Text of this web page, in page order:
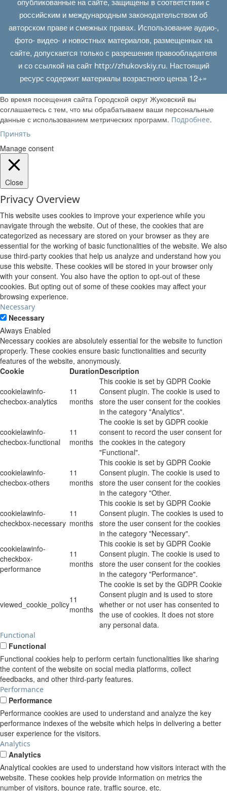
российским и международным законодательством об
авторском праве и смежных правах. Использование аудио-,
фото- видео- и новостных материалов, размещенных на
сайте, допускается только с разрешения правообладателя
и со ссылкой на сайт http://zhukovskiy.ru. Настоящий
ресурс содержит материалы возрастного ценза 12+»
Во время посещения сайта Городской округ Жуковский вы
соглашаетесь с тем, что мы обрабатываем ваши персональные
данные с использованием метрических программ. Подробнее.
Принять
Manage consent
Close
Privacy Overview
This website uses cookies to improve your experience while you
navigate through the website. Out of these, the cookies that are
categorized as necessary are stored on your browser as they are
essential for the working of basic functionalities of the website. We also
use third-party cookies that help us analyze and understand how you
use this website. These cookies will be stored in your browser only
with your consent. You also have the option to opt-out of these
cookies. But opting out of some of these cookies may affect your
browsing experience.
Necessary
Necessary
Always Enabled
Necessary cookies are absolutely essential for the website to function
properly. These cookies ensure basic functionalities and security
features of the website, anonymously.
Cookie
DurationDescription
cookielawinfo-
checbox-analytics
11
months
This cookie is set by GDPR Cookie
Consent plugin. The cookie is used to
store the user consent for the cookies
in the category "Analytics".
cookielawinfo-
checbox-functional
11
months
The cookie is set by GDPR cookie
consent to record the user consent for
the cookies in the category
"Functional".
cookielawinfo-
checbox-others
11
months
This cookie is set by GDPR Cookie
Consent plugin. The cookie is used to
store the user consent for the cookies
in the category "Other.
cookielawinfo-
checkbox-necessary
11
months
This cookie is set by GDPR Cookie
Consent plugin. The cookies is used to
store the user consent for the cookies
in the category "Necessary".
cookielawinfo-
checkbox-
performance
11
months
This cookie is set by GDPR Cookie
Consent plugin. The cookie is used to
store the user consent for the cookies
in the category "Performance".
viewed_cookie_policy11
months
The cookie is set by the GDPR Cookie
Consent plugin and is used to store
whether or not user has consented to
the use of cookies. It does not store
any personal data.
Functional
Functional
Functional cookies help to perform certain functionalities like sharing
the content of the website on social media platforms, collect
feedbacks, and other third-party features.
Performance
Performance
Performance cookies are used to understand and analyze the key
performance indexes of the website which helps in delivering a better
user experience for the visitors.
Analytics
Analytics
Analytical cookies are used to understand how visitors interact with the
website. These cookies help provide information on metrics the
number of visitors, bounce rate, traffic source, etc.